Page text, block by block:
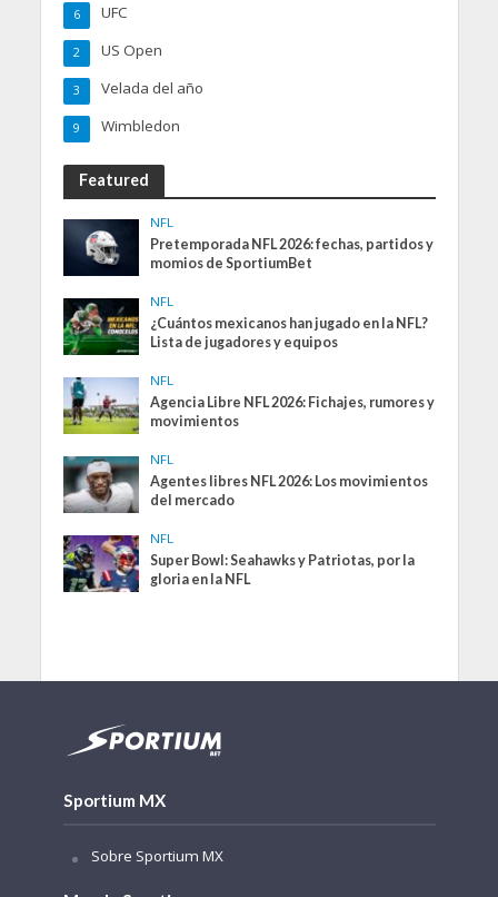
UFC
6
US Open
2
Velada del año
3
Wimbledon
9
Featured
NFL
Pretemporada NFL 2026: fechas, partidos y
momios de SportiumBet
NFL
¿Cuántos mexicanos han jugado en la NFL?
Lista de jugadores y equipos
NFL
Agencia Libre NFL 2026: Fichajes, rumores y
movimientos
NFL
Agentes libres NFL 2026: Los movimientos
del mercado
NFL
Super Bowl: Seahawks y Patriotas, por la
gloria en la NFL
Sportium MX
Sobre Sportium MX